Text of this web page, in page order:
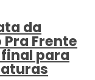
da
Frente
para